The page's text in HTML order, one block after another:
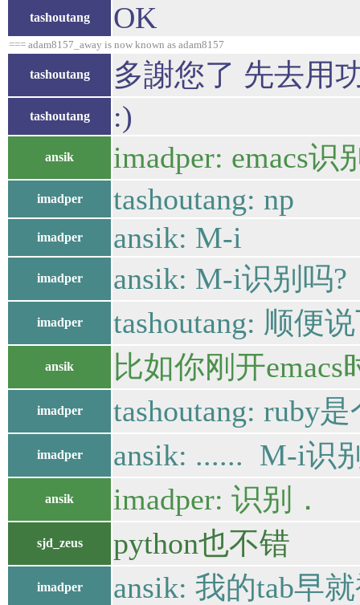
tashoutang OK
=== adam8157_away is now known as adam8157
tashoutang 多謝您了 先去用
tashoutang :)
ansik imadper: emacs
imadper tashoutang: np
imadper ansik: M-i
imadper ansik: M-i识别吗?
imadper tashoutang: 顺便
ansik 比如你刚开
imadper tashoutang: ruby
imadper ansik: ...... M-i识
ansik imadper: 识别．
sjd_zeus python也不错
imadper ansik: 我的tab早